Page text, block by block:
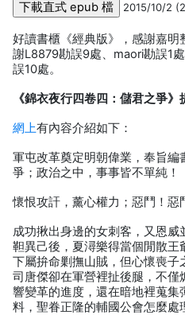
2015/10/2
好讀書櫃《經典版》，感謝嘉明
謝L8879勘誤9處、maori勘誤1
誤10處。
《錦衣夜行四卷四：儲君之爭》
網上有內容介紹如下：
軍屯改革奠定明朝偉業，奉旨編
爭；政治之中，事事皆不單純！
懷恨攻訐，薰心權力；惡鬥！惡
成功揪出身邊的女刺客，又恩威
靼異己後，夏潯樂得當個閒散王
下屬拚命剿撫山賊，但心懷喪子
司唐傑卻在軍營裡扯後腿，不僅
響變革的進度，還在暗地裡蒐集
料，聖眷正隆的輔國公會怎麼處